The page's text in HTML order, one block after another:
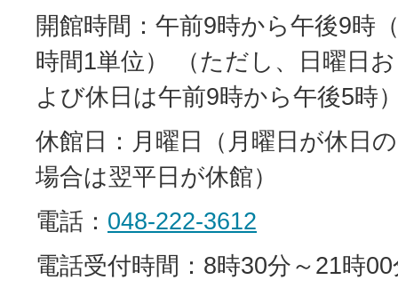
開館時間：午前9時から午後9時
時間1単位） （ただし、日曜日お
よび休日は午前9時から午後5時
休館日：月曜日（月曜日が休日の
場合は翌平日が休館）
電話： 048-222-3612
電話受付時間：8時30分～21時